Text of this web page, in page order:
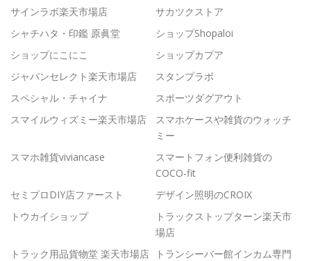
サインラボ楽天市場店
サカツクストア
シャチハタ・印鑑 原眞堂
ショップShopaloi
ショップにこにこ
ショップカプア
ジャパンセレクト楽天市場店
スタンプラボ
スペシャル・チャイナ
スポーツダグアウト
スマイルウィズミー楽天市場店
スマホケースや雑貨のウォッチ
ミー
スマホ雑貨viviancase
スマートフォン便利雑貨の
COCO-fit
セミプロDIY店ファースト
デザイン照明のCROIX
トウカイショップ
トラックストップターン楽天市
場店
トラック用品貨物堂 楽天市場店
トランシーバー館インカム専門